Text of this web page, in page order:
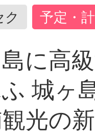
予定・
に高
城ヶ
光の